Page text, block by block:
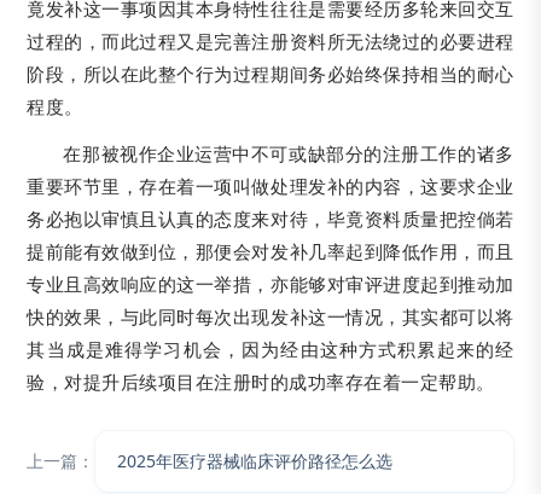
竟发补这一事项因其本身特性往往是需要经历多轮来回交互
过程的，而此过程又是完善注册资料所无法绕过的必要进程
阶段，所以在此整个行为过程期间务必始终保持相当的耐心
程度。
在那被视作企业运营中不可或缺部分的注册工作的诸多
重要环节里，存在着一项叫做处理发补的内容，这要求企业
务必抱以审慎且认真的态度来对待，毕竟资料质量把控倘若
提前能有效做到位，那便会对发补几率起到降低作用，而且
专业且高效响应的这一举措，亦能够对审评进度起到推动加
快的效果，与此同时每次出现发补这一情况，其实都可以将
其当成是难得学习机会，因为经由这种方式积累起来的经
验，对提升后续项目在注册时的成功率存在着一定帮助。
上一篇： 2025年医疗器械临床评价路径怎么选​